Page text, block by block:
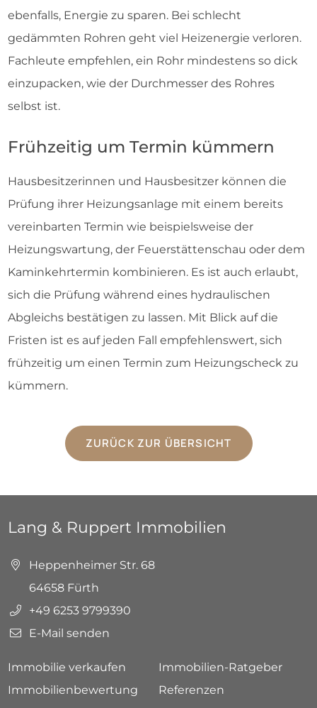
ebenfalls, Energie zu sparen. Bei schlecht
gedämmten Rohren geht viel Heizenergie verloren.
Fachleute empfehlen, ein Rohr mindestens so dick
einzupacken, wie der Durchmesser des Rohres
selbst ist.
Frühzeitig um Termin kümmern
Hausbesitzerinnen und Hausbesitzer können die
Prüfung ihrer Heizungsanlage mit einem bereits
vereinbarten Termin wie beispielsweise der
Heizungswartung, der Feuerstättenschau oder dem
Kaminkehrtermin kombinieren. Es ist auch erlaubt,
sich die Prüfung während eines hydraulischen
Abgleichs bestätigen zu lassen. Mit Blick auf die
Fristen ist es auf jeden Fall empfehlenswert, sich
frühzeitig um einen Termin zum Heizungscheck zu
kümmern.
ZURÜCK ZUR ÜBERSICHT
Lang & Ruppert Immobilien
Heppenheimer Str. 68
64658 Fürth
+49 6253 9799390
E-Mail senden
Immobilie verkaufen
Immobilien-Ratgeber
Immobilienbewertung
Referenzen